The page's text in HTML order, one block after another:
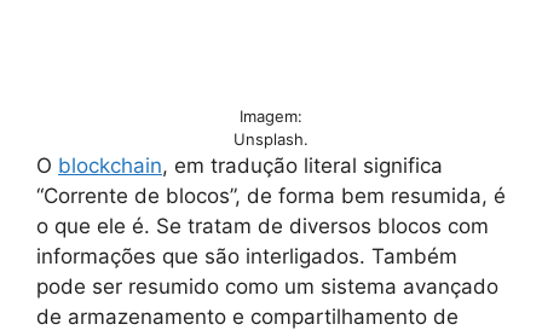
Imagem:
Unsplash.
O blockchain, em tradução literal significa
“Corrente de blocos”, de forma bem resumida, é
o que ele é. Se tratam de diversos blocos com
informações que são interligados. Também
pode ser resumido como um sistema avançado
de armazenamento e compartilhamento de